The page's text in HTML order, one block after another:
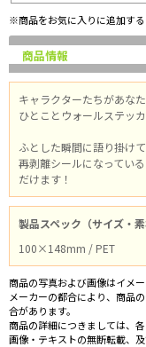
※商品をお気に入りに追加する
商品情報
キャラクターたちがあな
ひとことウォールステッ
ふとした瞬間に語り掛け
再剥離シールになってい
だけます！
製品スペック（サイズ・素
100×148mm / PET
商品の写真および画像はイメ
メーカーの都合により、商品
合があります。
商品の詳細につきましては、
画像・テキストの無断転載、